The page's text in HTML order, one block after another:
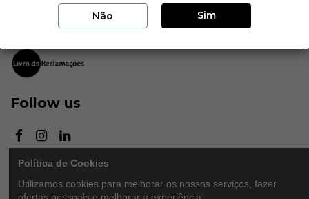
Não Sim
Follow us
Newsletter
Política de Cookies
Utilizamos cookies para melhorar os nossos serviços, fazer
ofertas pessoais e melhorar a experiência.